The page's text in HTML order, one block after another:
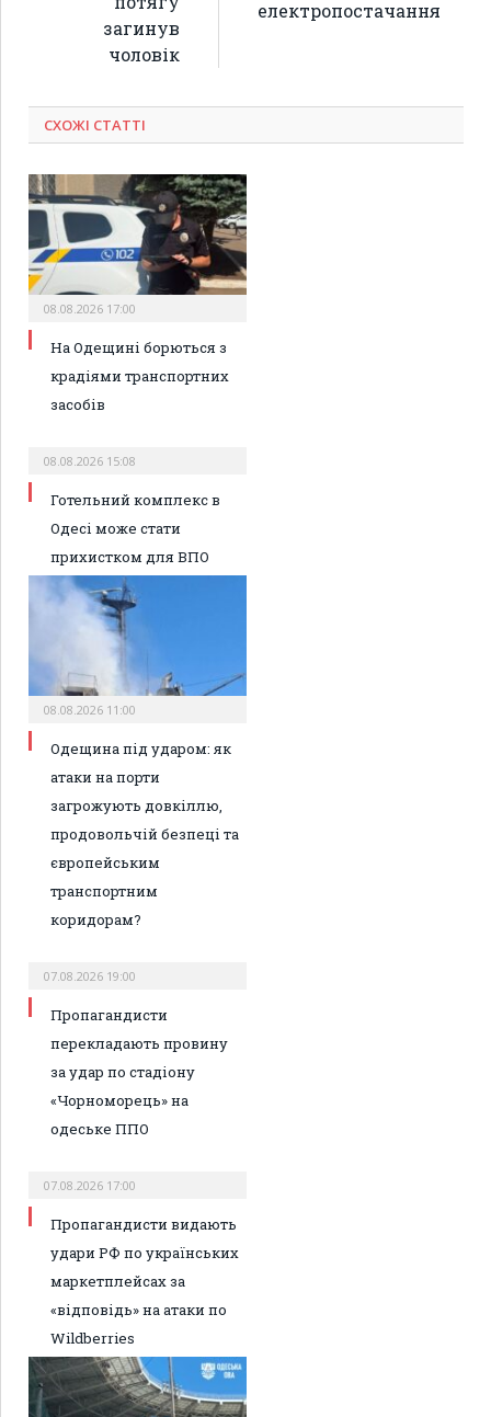
загинув
чоловік
електропостачання
СХОЖІ СТАТТІ
08.08.2026 17:00
На Одещині борються з
крадіями транспортних
засобів
08.08.2026 15:08
Готельний комплекс в
Одесі може стати
прихистком для ВПО
08.08.2026 11:00
Одещина під ударом: як
атаки на порти
загрожують довкіллю,
продовольчій безпеці та
європейським
транспортним
коридорам?
07.08.2026 19:00
Пропагандисти
перекладають провину
за удар по стадіону
«Чорноморець» на
одеське ППО
07.08.2026 17:00
Пропагандисти видають
удари РФ по українських
маркетплейсах за
«відповідь» на атаки по
Wildberries